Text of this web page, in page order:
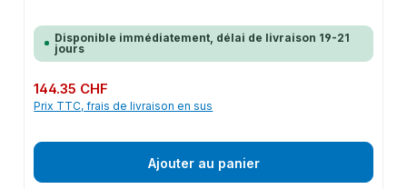
Disponible immédiatement, délai de livraison 19-21
jours
Prix régulier :
144.35 CHF
Prix TTC, frais de livraison en sus
Ajouter au panier